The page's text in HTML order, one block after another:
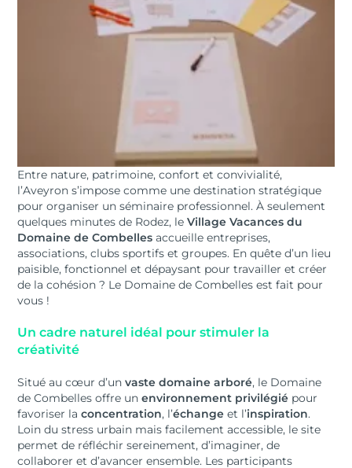
Entre nature, patrimoine, confort et convivialité,
l’Aveyron s’impose comme une destination stratégique
pour organiser un séminaire professionnel. À seulement
quelques minutes de Rodez, leVillage Vacances du
Domaine de Combelles accueille entreprises,
associations, clubs sportifs et groupes. En quête d’un lieu
paisible, fonctionnel et dépaysant pour travailler et créer
de la cohésion ? Le Domaine de Combelles est fait pour
vous !
Un cadre naturel idéal pour stimuler la
créativité
Situé au cœur d’unvaste domaine arboré, le Domaine
de Combelles offre unenvironnement privilégié pour
favoriser laconcentration, l’échange et l’inspiration.
Loin du stress urbain mais facilement accessible, le site
permet de réfléchir sereinement, d’imaginer, de
collaborer et d’avancer ensemble. Les participants